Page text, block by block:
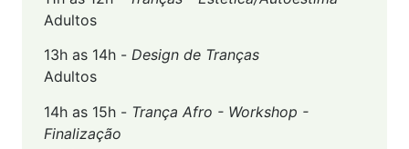
Adultos
13h as 14h - Design de Tranças
Adultos
14h as 15h - Trança Afro - Workshop -
Finalização